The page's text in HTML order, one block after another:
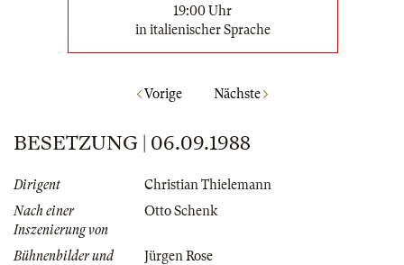
19:00 Uhr
in italienischer Sprache
Vorige Nächste
BESETZUNG | 06.09.1988
Dirigent
Christian Thielemann
Nach einer
Inszenierung von
Otto Schenk
Bühnenbilder und
Jürgen Rose